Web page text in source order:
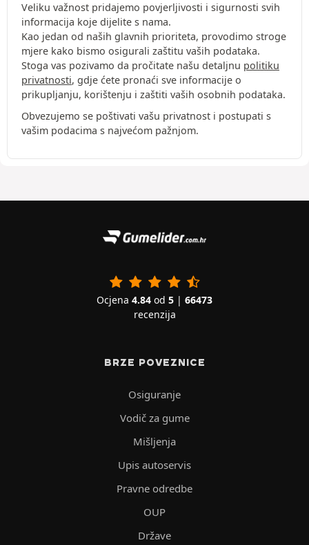
Veliku važnost pridajemo povjerljivosti i sigurnosti svih
informacija koje dijelite s nama.
Kao jedan od naših glavnih prioriteta, provodimo stroge
mjere kako bismo osigurali zaštitu vaših podataka.
Stoga vas pozivamo da pročitate našu detaljnu politiku
privatnosti, gdje ćete pronaći sve informacije o
prikupljanju, korištenju i zaštiti vaših osobnih podataka.
Obvezujemo se poštivati vašu privatnost i postupati s
vašim podacima s najvećom pažnjom.
Ocjena 4.84 od 5 | 66473
recenzija
BRZE POVEZNICE
Osiguranje
Vodič za gume
Mišljenja
Upis autoservis
Pravne odredbe
OUP
Države